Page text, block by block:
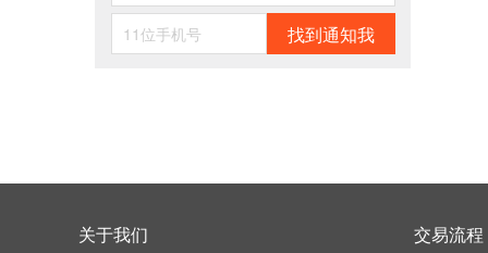
找到通知我
关于我们 交易流程